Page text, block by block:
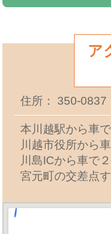
ア
住所： 350-
本川越駅から車
川越市役所から
川島ICから車で
宮元町の交差点